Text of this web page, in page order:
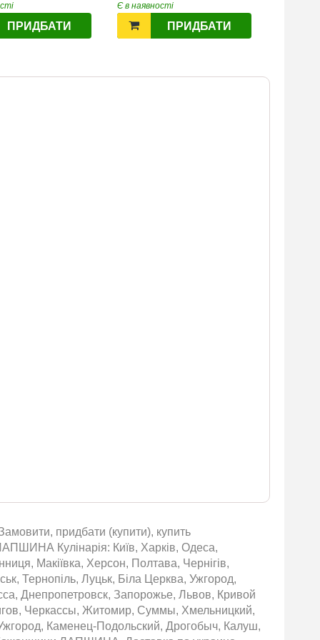
ПРИДБАТИ
Є в наявності
ПРИДБАТИ
придбати (купити), купить
Кулінарія: Київ, Харків, Одеса,
Макіївка, Херсон, Полтава, Чернігів,
Тернопіль, Луцьк, Біла Церква, Ужгород,
Днепропетровск, Запорожье, Львов, Кривой
Черкассы, Житомир, Суммы, Хмельницкий,
Каменец-Подольский, Дрогобыч, Калуш,